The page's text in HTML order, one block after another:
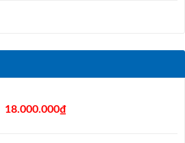
Original
18.000.000₫Current